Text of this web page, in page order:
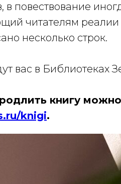
повествование
читателям реалии
несколько строк.
вас в Библиотеках
книгу
knigi.